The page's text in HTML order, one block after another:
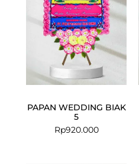
PAPAN WEDDING BIAK
5
Rp920.000